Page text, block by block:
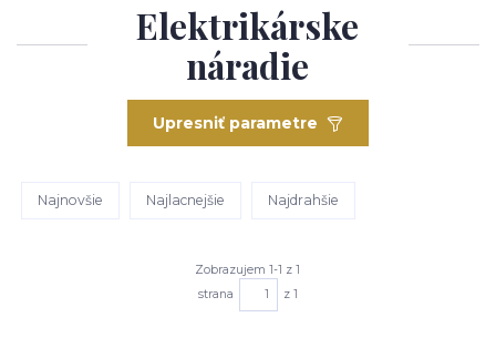
Elektrikárske
náradie
Upresniť parametre
Najnovšie Najlacnejšie Najdrahšie
Zobrazujem 1-1 z 1
strana
z 1